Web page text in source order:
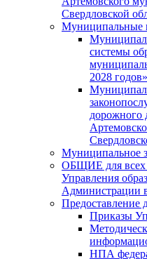
Свердловской
Муниципальные
системы
2028 годов»
дорожного
Муниципальное
ОБЩИЕ для всех
Управления
Администрации
Предоставление
Приказы
НПА